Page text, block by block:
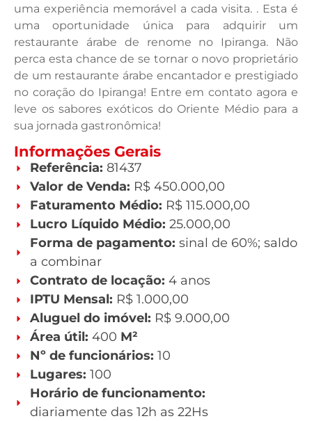
uma experiência memorável a cada visita. . Esta é
uma oportunidade única para adquirir um
restaurante árabe de renome no Ipiranga. Não
perca esta chance de se tornar o novo proprietário
de um restaurante árabe encantador e prestigiado
no coração do Ipiranga! Entre em contato agora e
leve os sabores exóticos do Oriente Médio para a
sua jornada gastronômica!
Informações Gerais
Referência: 81437
Valor de Venda: R$ 450.000,00
Faturamento Médio: R$ 115.000,00
Lucro Líquido Médio: 25.000,00
Forma de pagamento: sinal de 60%; saldo
a combinar
Contrato de locação: 4 anos
IPTU Mensal: R$ 1.000,00
Aluguel do imóvel: R$ 9.000,00
Área útil: 400 M²
Nº de funcionários: 10
Lugares: 100
Horário de funcionamento:
diariamente das 12h as 22Hs